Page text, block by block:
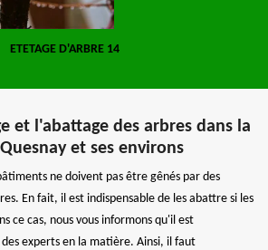
ETETAGE D'ARBRE 14
et l'abattage des arbres dans la
et ses environs
ne doivent pas être gênés par des
En fait, il est indispensable de les abattre si les
ce cas, nous vous informons qu'il est
experts en la matière. Ainsi, il faut